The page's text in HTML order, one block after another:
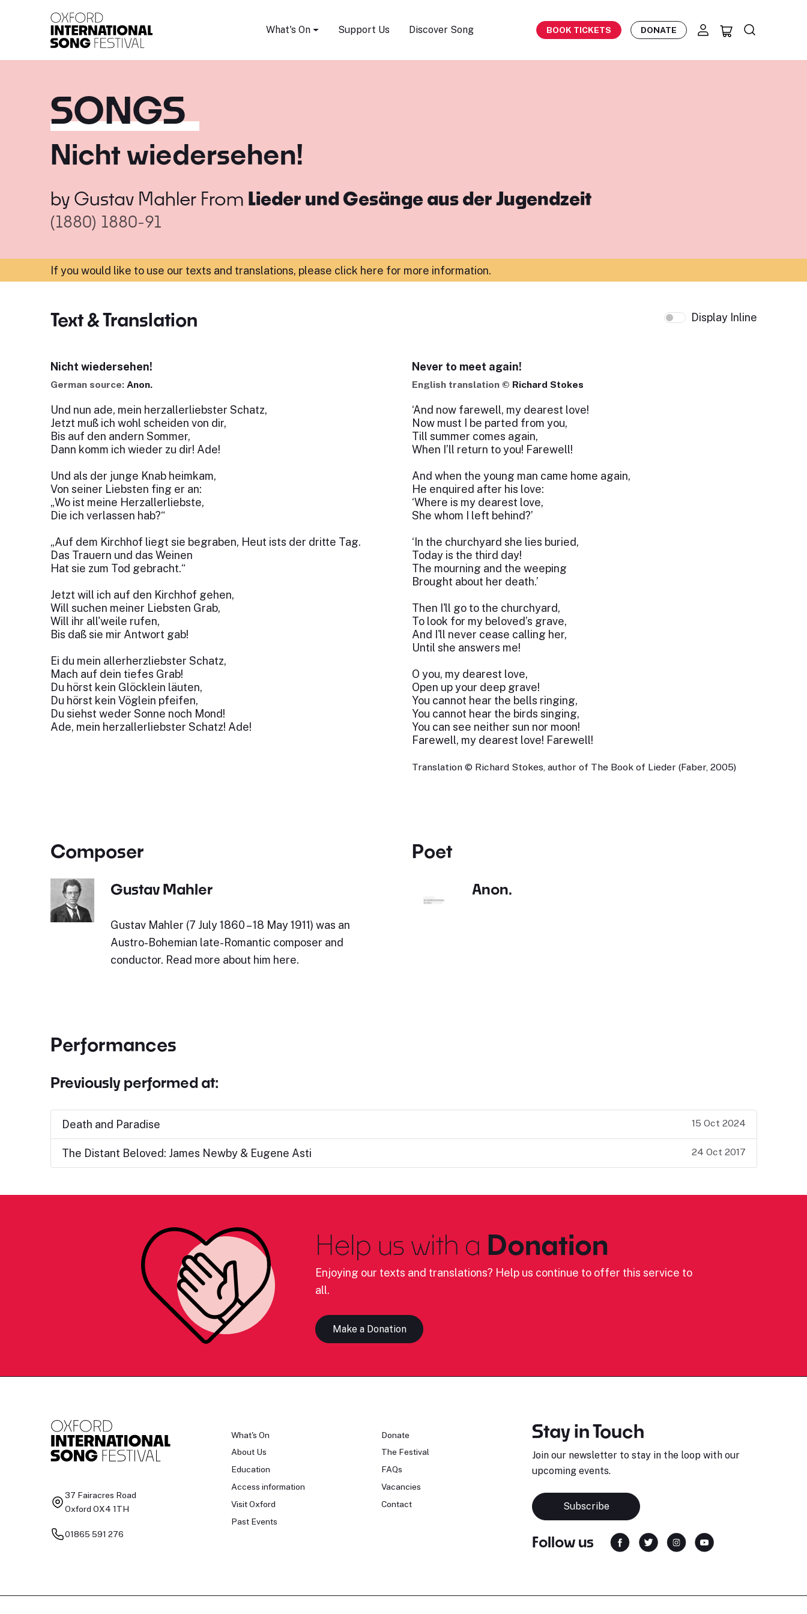
What's On Support Us Discover Song BOOK TICKETS DONATE
SONGS
Nicht wiedersehen!
by Gustav MahlerFrom Lieder und Gesänge aus der Jugendzeit
(1880) 1880-91
If you would like to use our texts and translations, please click here for more information.
Text & Translation Display Inline
Nicht wiedersehen!
German source: Anon.
Und nun ade, mein herzallerliebster Schatz,
Jetzt muß ich wohl scheiden von dir,
Bis auf den andern Sommer,
Dann komm ich wieder zu dir! Ade!
Und als der junge Knab heimkam,
Von seiner Liebsten fing er an:
„Wo ist meine Herzallerliebste,
Die ich verlassen hab?“
„Auf dem Kirchhof liegt sie begraben, Heut ists der dritte Tag.
Das Trauern und das Weinen
Hat sie zum Tod gebracht.“
Jetzt will ich auf den Kirchhof gehen,
Will suchen meiner Liebsten Grab,
Will ihr all'weile rufen,
Bis daß sie mir Antwort gab!
Ei du mein allerherzliebster Schatz,
Mach auf dein tiefes Grab!
Du hörst kein Glöcklein läuten,
Du hörst kein Vöglein pfeifen,
Du siehst weder Sonne noch Mond!
Ade, mein herzallerliebster Schatz! Ade!
Never to meet again!
English translation © Richard Stokes
‘And now farewell, my dearest love!
Now must I be parted from you,
Till summer comes again,
When I’ll return to you! Farewell!
And when the young man came home again,
He enquired after his love:
‘Where is my dearest love,
She whom I left behind?’
‘In the churchyard she lies buried,
Today is the third day!
The mourning and the weeping
Brought about her death.’
Then I'll go to the churchyard,
To look for my beloved’s grave,
And I'll never cease calling her,
Until she answers me!
O you, my dearest love,
Open up your deep grave!
You cannot hear the bells ringing,
You cannot hear the birds singing,
You can see neither sun nor moon!
Farewell, my dearest love! Farewell!
Translation © Richard Stokes, author of The Book of Lieder (Faber, 2005)
Composer
Gustav Mahler
Gustav Mahler (7 July 1860 – 18 May 1911) was an
Austro-Bohemian late-Romantic composer and
conductor. Read more about him here.
Poet
Anon.
Performances
Previously performed at:
Death and Paradise 15 Oct 2024
The Distant Beloved: James Newby & Eugene Asti 24 Oct 2017
Help us with a Donation
Enjoying our texts and translations? Help us continue to offer this service to
all.
Make a Donation
37 Fairacres Road
Oxford OX4 1TH
01865 591 276
What's On
About Us
Education
Access information
Visit Oxford
Past Events
Donate
The Festival
FAQs
Vacancies
Contact
Stay in Touch
Join our newsletter to stay in the loop with our
upcoming events.
Subscribe
Follow us